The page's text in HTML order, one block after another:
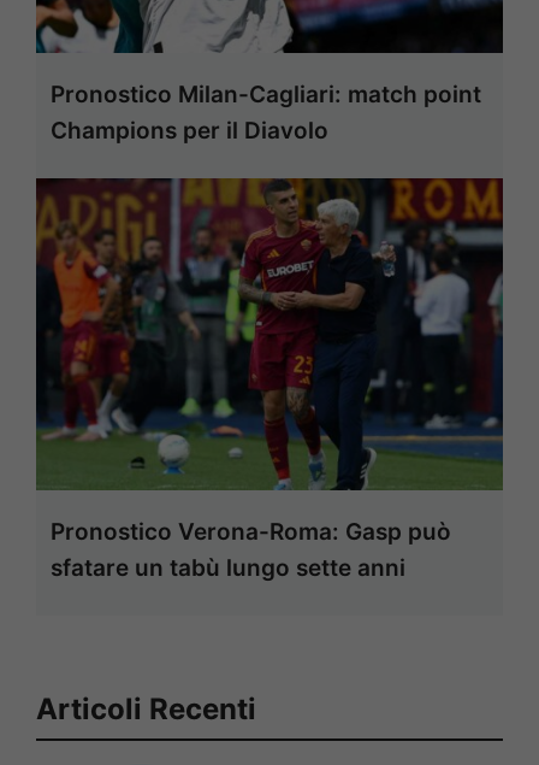
Pronostico Milan-Cagliari: match point
Champions per il Diavolo
Pronostico Verona-Roma: Gasp può
sfatare un tabù lungo sette anni
Articoli Recenti